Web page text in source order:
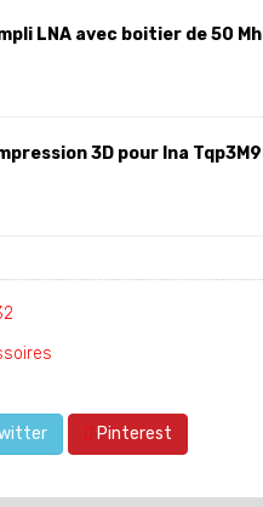
LNA avec boitier de 50
3D pour lna
Pinterest